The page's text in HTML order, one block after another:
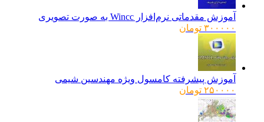
آموزش مقدماتی نرم‌افزار Wincc به صورت تصویری
۳۰۰۰۰۰ تومان
آموزش پیشرفته کامسول ویژه مهندسین شیمی
۲۵۰۰۰۰ تومان